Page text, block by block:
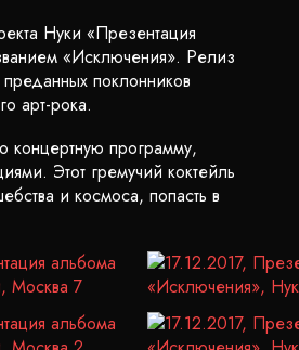
Нуки «Презентация
«Исключения». Релиз
поклонников
арт-рока.
концертную программу,
Этот гремучий коктейль
и космоса, попасть в